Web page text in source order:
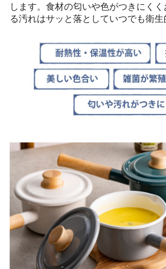
します。食材の匂いや色がつきにく
る汚れはサッと落としていつでも衛生